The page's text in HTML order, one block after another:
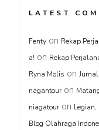
LATEST
Fenty on Rekap
a! on Rekap
Ryna Molis on
nagantour on
niagatour on Legian,
Blog Olahraga